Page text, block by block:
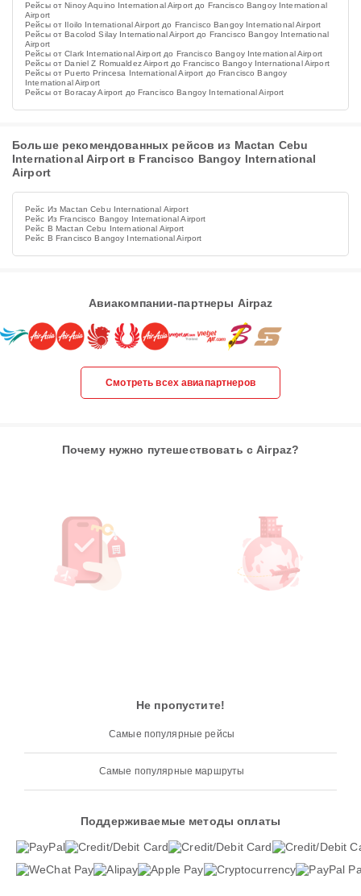
Рейсы от Ninoy Aquino International Airport до Francisco Bangoy International
Airport
Рейсы от Iloilo International Airport до Francisco Bangoy International Airport
Рейсы от Bacolod Silay International Airport до Francisco Bangoy International
Airport
Рейсы от Clark International Airport до Francisco Bangoy International Airport
Рейсы от Daniel Z Romualdez Airport до Francisco Bangoy International Airport
Рейсы от Puerto Princesa International Airport до Francisco Bangoy
International Airport
Рейсы от Boracay Airport до Francisco Bangoy International Airport
Больше рекомендованных рейсов из Mactan Cebu
International Airport в Francisco Bangoy International
Airport
Рейс Из Mactan Cebu International Airport
Рейс Из Francisco Bangoy International Airport
Рейс В Mactan Cebu International Airport
Рейс В Francisco Bangoy International Airport
Авиакомпании-партнеры Airpaz
Смотреть всех авиапартнеров
Почему нужно путешествовать с Airpaz?
Не пропустите!
Самые популярные рейсы
Самые популярные маршруты
Поддерживаемые методы оплаты